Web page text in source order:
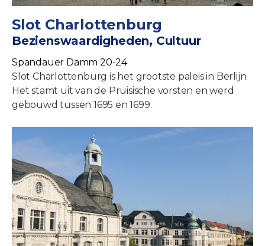
Slot Charlottenburg
Bezienswaardigheden, Cultuur
Spandauer Damm 20-24
Slot Charlottenburg is het grootste paleis in Berlijn.
Het stamt uit van de Pruisische vorsten en werd
gebouwd tussen 1695 en 1699.